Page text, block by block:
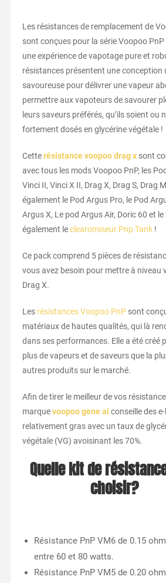
Les résistances de remplacement de
sont conçues pour la série Voopoo
une expérience de vapotage pure et
résistances présentent une conception
savoureuse pour délivrer une vapeur
permettre aux vapoteurs de savourer
leurs saveurs préférés, qu’ils soient ou
fortement dosés en glycérine végétale !
Cetterésistance voopoo drag xsont
avec tous les mods Voopoo PnP, les
Vinci II, Vinci X II, Drag X, Drag S, Drag
également le Pod Argus Pro, le Pod
Argus X, Le pod Argus Air, Doric 60 et
également leclearomiseur Pnp Tank!
Ce pack comprend 5 pièces de
vous avez besoin pour mettre à niveau
Drag X.
Les résistances Voopoo PnPsont
matériaux de hautes qualités, qui là
dans ses performances. Elle a été créé
plus de vapeurs et de saveurs que la
autres produits sur le marché.
Afin de tirer le meilleur de vos
marquevoopoo gene ai conseille des
relativement gras avec un taux de
végétale (VG) avoisinant les 70%.
Quelle kit de
choisir?
Résistance PnP VM6 de 0.15
entre 60 et 80 watts.
Résistance PnP VM5 de 0.20